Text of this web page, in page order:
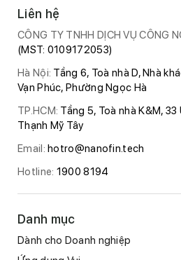
Liên hệ
CÔNG TY TNHH DỊCH VỤ CÔNG
(MST: 0109172053)
Hà Nội: Tầng 6, Toà nhà D, Nhà
Vạn Phúc, Phường Ngọc Hà
TP.HCM: Tầng 5, Toà nhà K&M,
Thạnh Mỹ Tây
Email: hotro@nanofin.tech
Hotline: 1900 8194
Danh mục
Dành cho Doanh nghiệp